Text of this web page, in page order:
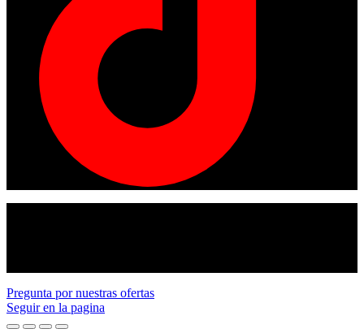
Pregunta por nuestras ofertas
Seguir en la pagina